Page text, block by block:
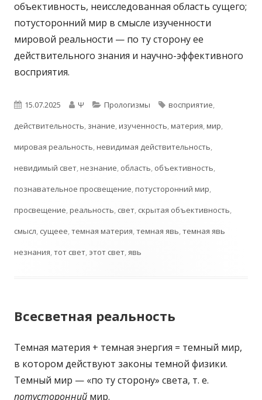
объективность, неисследованная область сущего;
потусторонний мир в смысле изученности
мировой реальности — по ту сторону ее
действительного знания и научно-эффективного
восприятия.
Опубликовано
15.07.2025 Автор
Ψ Рубрики
Прологизмы Метки
восприятие,
действительность, знание,изученность,материя,мир,
мировая реальность,невидимая действительность,
невидимый свет,незнание, область, объективность,
познавательное просвещение,потусторонний мир,
просвещение,реальность, свет, скрытая объективность,
смысл, сущеее,темная материя,темная явь,темная явь
незнания,тот свет, этот свет,явь
Всесветная реальность
Темная материя + темная энергия = темный мир,
в котором действуют законы темной физики.
Темный мир — «по ту сторону» света, т. е.
потусторонний мир.